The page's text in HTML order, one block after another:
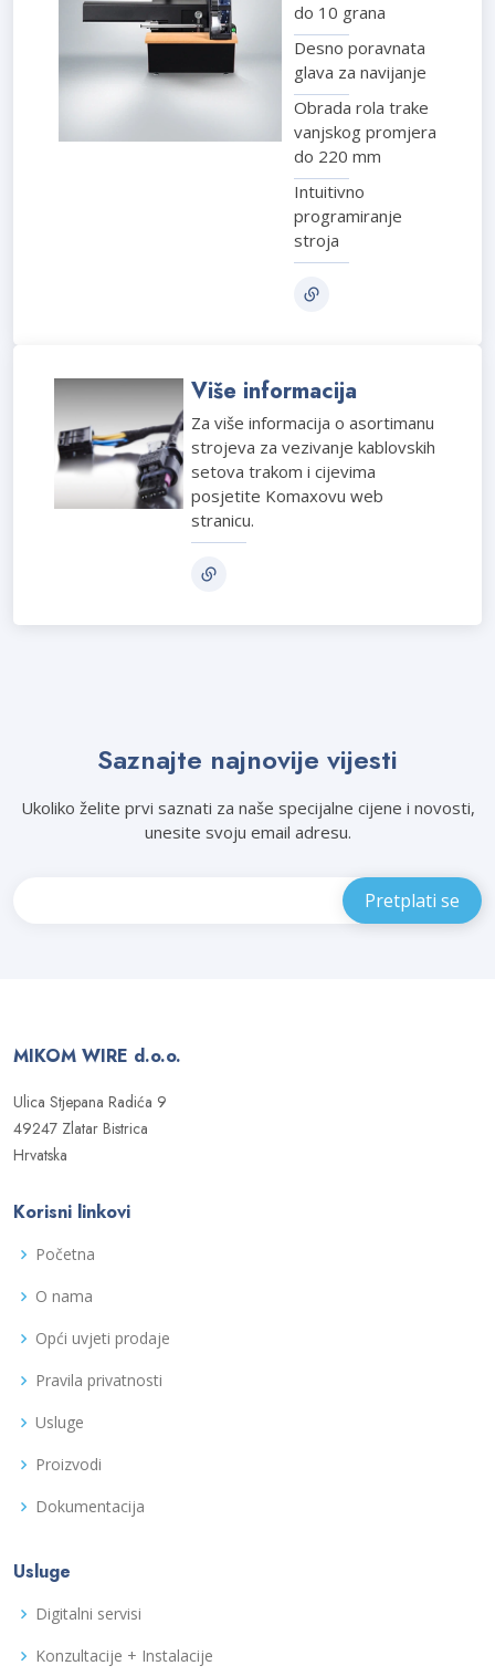
do 10 grana
Desno poravnata
glava za navijanje
Obrada rola trake
vanjskog promjera
do 220 mm
Intuitivno
programiranje
stroja
Više informacija
Za više informacija o asortimanu
strojeva za vezivanje kablovskih
setova trakom i cijevima
posjetite Komaxovu web
stranicu.
Saznajte najnovije vijesti
Ukoliko želite prvi saznati za naše specijalne cijene i novosti,
unesite svoju email adresu.
MIKOM WIRE d.o.o.
Ulica Stjepana Radića 9
49247 Zlatar Bistrica
Hrvatska
Korisni linkovi
Početna
O nama
Opći uvjeti prodaje
Pravila privatnosti
Usluge
Proizvodi
Dokumentacija
Usluge
Digitalni servisi
Konzultacije + Instalacije